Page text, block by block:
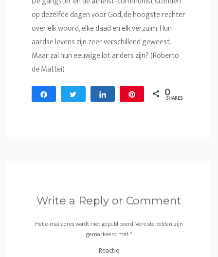
op dezelfde dagen voor God, de hoogste rechter
over elk woord, elke daad en elk verzuim. Hun
aardse levens zijn zeer verschillend geweest.
Maar zal hun eeuwige lot anders zijn? (Roberto
de Mattei)
Share Tweet Share 0
SHARES
Write a Reply or Comment
Het e-mailadres wordt niet gepubliceerd.Vereiste velden zijn
gemarkeerd met*
Reactie